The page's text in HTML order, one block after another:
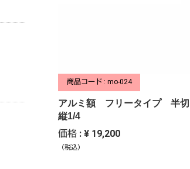
商品コード : mo-024
アルミ額 フリータイプ 半切
縦1/4
価格 : ¥ 19,200
（税込）